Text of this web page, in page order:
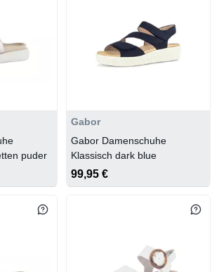
puder
Gabor
Gabor Damenschuhe
Klassisch dark blue
99,95 €